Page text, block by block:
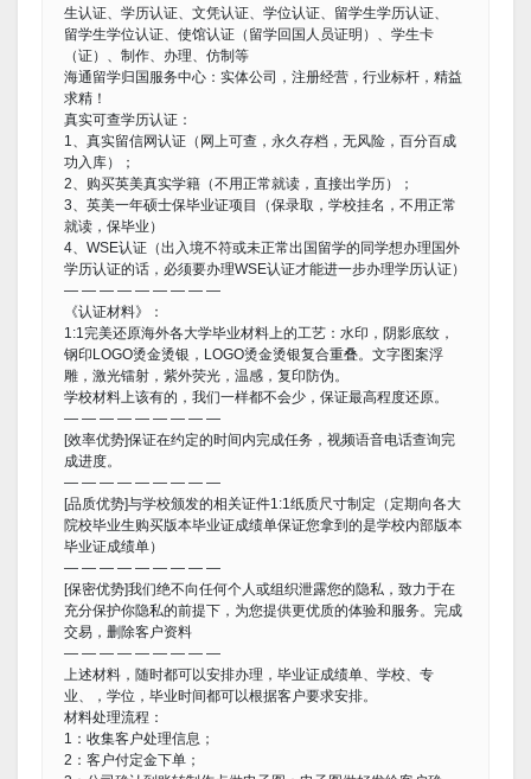
生认证、学历认证、文凭认证、学位认证、留学生学历认证、
留学生学位认证、使馆认证（留学回国人员证明）、学生卡
（证）、制作、办理、仿制等
海通留学归国服务中心：实体公司，注册经营，行业标杆，精益
求精！
真实可查学历认证：
1、真实留信网认证（网上可查，永久存档，无风险，百分百成
功入库）；
2、购买英美真实学籍（不用正常就读，直接出学历）；
3、英美一年硕士保毕业证项目（保录取，学校挂名，不用正常
就读，保毕业）
4、WSE认证（出入境不符或未正常出国留学的同学想办理国外
学历认证的话，必须要办理WSE认证才能进一步办理学历认证）
— — — — — — — — —
《认证材料》：
1:1完美还原海外各大学毕业材料上的工艺：水印，阴影底纹，
钢印LOGO烫金烫银，LOGO烫金烫银复合重叠。文字图案浮
雕，激光镭射，紫外荧光，温感，复印防伪。
学校材料上该有的，我们一样都不会少，保证最高程度还原。
— — — — — — — — —
[效率优势]保证在约定的时间内完成任务，视频语音电话查询完
成进度。
— — — — — — — — —
[品质优势]与学校颁发的相关证件1:1纸质尺寸制定（定期向各大
院校毕业生购买版本毕业证成绩单保证您拿到的是学校内部版本
毕业证成绩单）
— — — — — — — — —
[保密优势]我们绝不向任何个人或组织泄露您的隐私，致力于在
充分保护你隐私的前提下，为您提供更优质的体验和服务。完成
交易，删除客户资料
— — — — — — — — —
上述材料，随时都可以安排办理，毕业证成绩单、学校、专
业、，学位，毕业时间都可以根据客户要求安排。
材料处理流程：
1：收集客户处理信息；
2：客户付定金下单；